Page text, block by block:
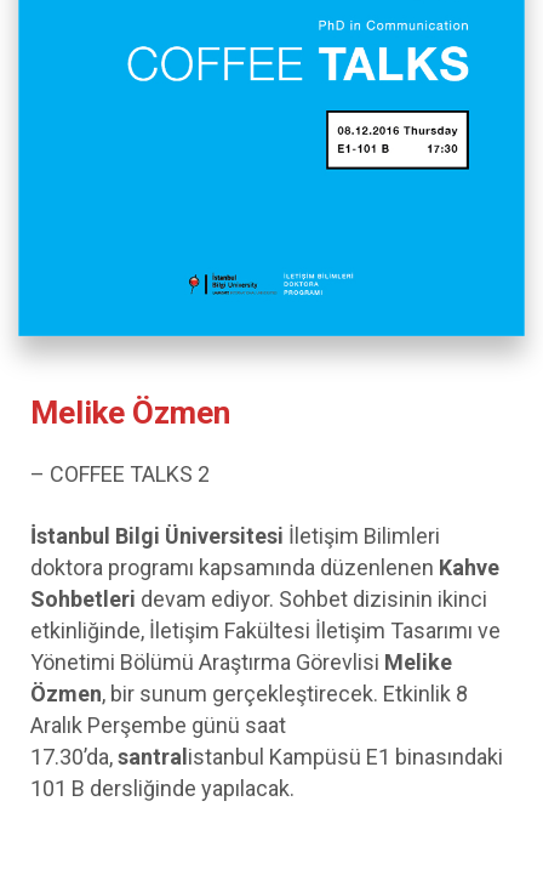
Melike Özmen
– COFFEE TALKS 2
İstanbul Bilgi Üniversitesi İletişim Bilimleri
doktora programı kapsamında düzenlenen Kahve
Sohbetleri devam ediyor. Sohbet dizisinin ikinci
etkinliğinde, İletişim Fakültesi İletişim Tasarımı ve
Yönetimi Bölümü Araştırma Görevlisi Melike
Özmen, bir sunum gerçekleştirecek. Etkinlik 8
Aralık Perşembe günü saat
17.30’da,santralistanbul Kampüsü E1 binasındaki
101 B dersliğinde yapılacak.